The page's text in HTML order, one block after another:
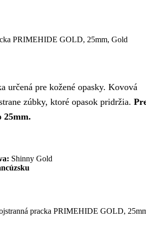
PRIMEHIDE GOLD, 25mm, Gold
určená pre kožené opasky. Kovová
zúbky, ktoré opasok pridržia.
25mm.
Shinny Gold
pracka PRIMEHIDE GOLD,